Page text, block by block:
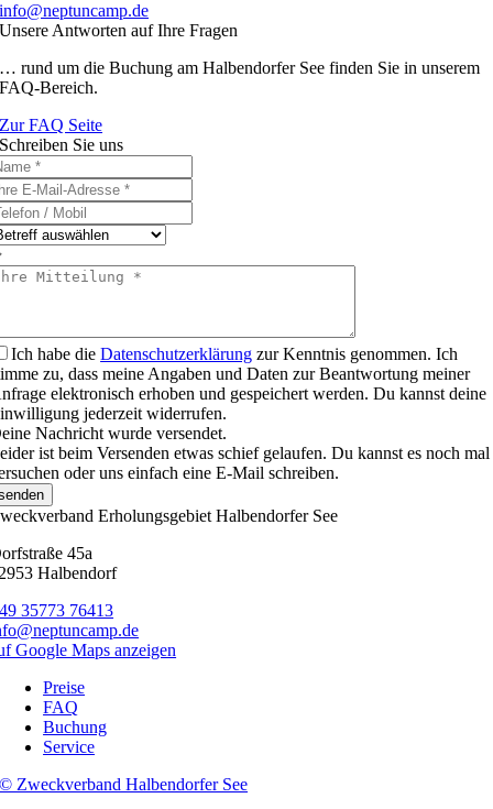
info@neptuncamp.de
Unsere Antworten auf Ihre Fragen
… rund um die Buchung am Halbendorfer See finden Sie in unserem
FAQ-Bereich.
Zur FAQ Seite
Schreiben Sie uns
Ich habe dieDatenschutzerklärung zur Kenntnis genommen. Ich
zu, dass meine Angaben und Daten zur Beantwortung meiner
elektronisch erhoben und gespeichert werden. Du kannst deine
jederzeit widerrufen.
Nachricht wurde versendet.
ist beim Versenden etwas schief gelaufen. Du kannst es noch mal
oder uns einfach eine E-Mail schreiben.
Erholungsgebiet Halbendorfer See
45a
Halbendorf
35773 76413
Google Maps anzeigen
Preise
FAQ
Buchung
Service
© Zweckverband Halbendorfer See